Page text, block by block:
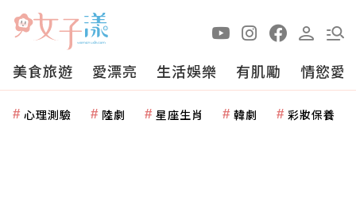
美食旅遊 愛漂亮 生活娛樂 有肌勵 情慾愛
心理測驗 陸劇 星座生肖 韓劇 彩妝保養